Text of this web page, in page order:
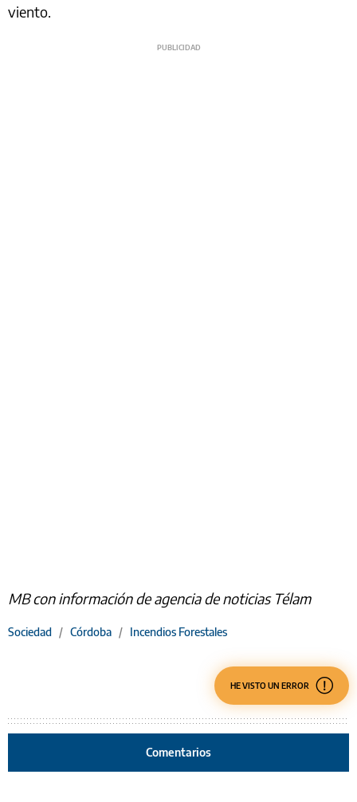
viento.
MB con información de agencia de noticias Télam
Sociedad / Córdoba / Incendios Forestales
HE VISTO UN ERROR
Comentarios